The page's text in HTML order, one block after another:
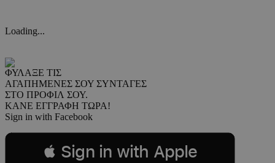
Loading...
ΦΥΛΑΞΕ ΤΙΣ
ΑΓΑΠΗΜΕΝΕΣ ΣΟΥ ΣΥΝΤΑΓΕΣ
ΣΤΟ ΠΡΟΦΙΛ ΣΟΥ.
ΚΑΝΕ ΕΓΓΡΑΦΗ ΤΩΡΑ!
Sign in with Facebook
 Sign in with Apple